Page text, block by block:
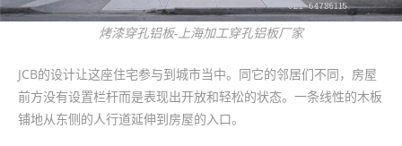
烤漆穿孔铝板-上海加工穿孔铝板厂家
JCB的设计让这座住宅参与到城市当中。同它的邻居们不同，房屋
前方没有设置栏杆而是表现出开放和轻松的状态。一条线性的木板
铺地从东侧的人行道延伸到房屋的入口。